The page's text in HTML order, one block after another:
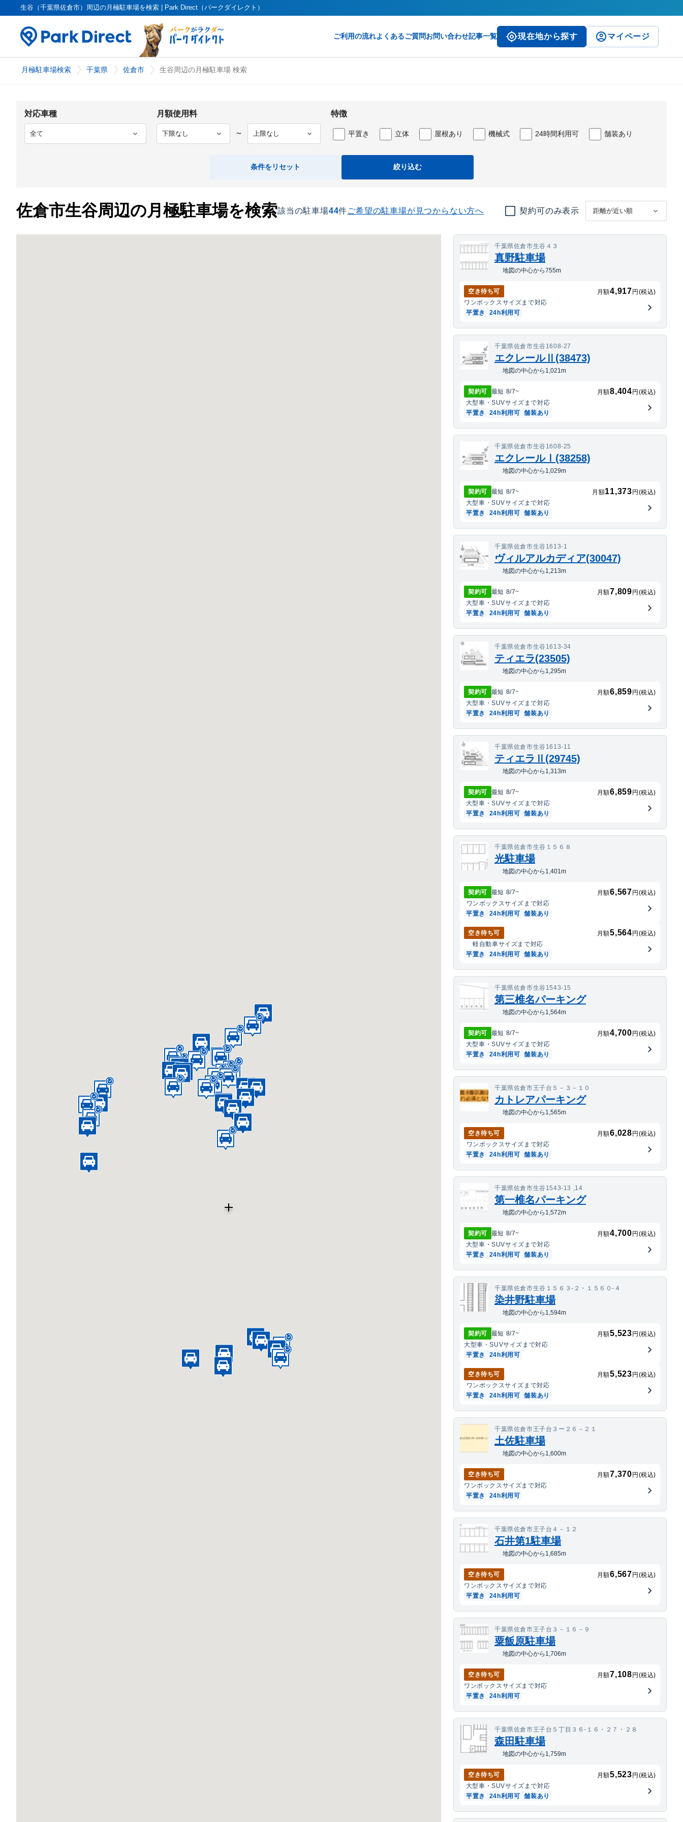
生谷（千葉県佐倉市）周辺の月極駐車場を検索 | Park Direct（パークダイレクト）
ご利用の流れよくあるご質問お問い合わせ記事一覧 現在地から探す マイページ
月極駐車場検索 千葉県 佐倉市 生谷周辺の月極駐車場 検索
対応車種 月額使用料
〜
特徴
平置き 立体 屋根あり 機械式 24時間利用可 舗装あり
条件をリセット 絞り込む
佐倉市生谷周辺の月極駐車場を検索該当の駐車場44件ご希望の駐車場が見つからない方へ 契約可のみ表示
千葉県佐倉市生谷４３
真野駐車場
地図の中心から755m
空き待ち可 月額4,917 円(税込)
ワンボックスサイズまで対応
平置き
24h利用可
千葉県佐倉市生谷1608-27
エクレールⅡ(38473)
地図の中心から1,021m
契約可 最短 8/7~ 月額8,404 円(税込)
大型車・SUVサイズまで対応
平置き
24h利用可 舗装あり
千葉県佐倉市生谷1608-25
エクレールⅠ(38258)
地図の中心から1,029m
契約可 最短 8/7~ 月額11,373 円(税込)
大型車・SUVサイズまで対応
平置き
24h利用可 舗装あり
千葉県佐倉市生谷1613-1
ヴィルアルカディア(30047)
地図の中心から1,213m
契約可 最短 8/7~ 月額7,809 円(税込)
大型車・SUVサイズまで対応
平置き
24h利用可 舗装あり
千葉県佐倉市生谷1613-34
ティエラ(23505)
地図の中心から1,295m
契約可 最短 8/7~ 月額6,859 円(税込)
大型車・SUVサイズまで対応
平置き
24h利用可 舗装あり
千葉県佐倉市生谷1613-11
ティエラⅡ(29745)
地図の中心から1,313m
契約可 最短 8/7~ 月額6,859 円(税込)
大型車・SUVサイズまで対応
平置き
24h利用可 舗装あり
千葉県佐倉市生谷１５６８
光駐車場
地図の中心から1,401m
契約可 最短 8/7~ 月額6,567 円(税込)
ワンボックスサイズまで対応
平置き
24h利用可 舗装あり
空き待ち可 月額5,564 円(税込)
軽自動車サイズまで対応
平置き
24h利用可 舗装あり
千葉県佐倉市生谷1543-15
第三椎名パーキング
地図の中心から1,564m
契約可 最短 8/7~ 月額4,700 円(税込)
大型車・SUVサイズまで対応
平置き
24h利用可 舗装あり
千葉県佐倉市王子台５－３－１０
カトレアパーキング
地図の中心から1,565m
空き待ち可 月額6,028 円(税込)
ワンボックスサイズまで対応
平置き
24h利用可 舗装あり
千葉県佐倉市生谷1543-13 ,14
第一椎名パーキング
地図の中心から1,572m
契約可 最短 8/7~ 月額4,700 円(税込)
大型車・SUVサイズまで対応
平置き
24h利用可 舗装あり
千葉県佐倉市生谷１５６３-２・１５６０-４
染井野駐車場
地図の中心から1,594m
契約可 最短 8/7~ 月額5,523 円(税込)
大型車・SUVサイズまで対応
平置き
24h利用可
空き待ち可 月額5,523 円(税込)
ワンボックスサイズまで対応
平置き
24h利用可 舗装あり
千葉県佐倉市王子台３ー２６－２１
土佐駐車場
地図の中心から1,600m
空き待ち可 月額7,370 円(税込)
ワンボックスサイズまで対応
平置き
24h利用可
千葉県佐倉市王子台４－１２
石井第1駐車場
地図の中心から1,685m
空き待ち可 月額6,567 円(税込)
ワンボックスサイズまで対応
平置き
24h利用可
千葉県佐倉市王子台３－１６－９
粟飯原駐車場
地図の中心から1,706m
空き待ち可 月額7,108 円(税込)
ワンボックスサイズまで対応
平置き
24h利用可
千葉県佐倉市王子台５丁目３６-１６・２７・２８
森田駐車場
地図の中心から1,759m
空き待ち可 月額5,523 円(税込)
大型車・SUVサイズまで対応
平置き
24h利用可 舗装あり